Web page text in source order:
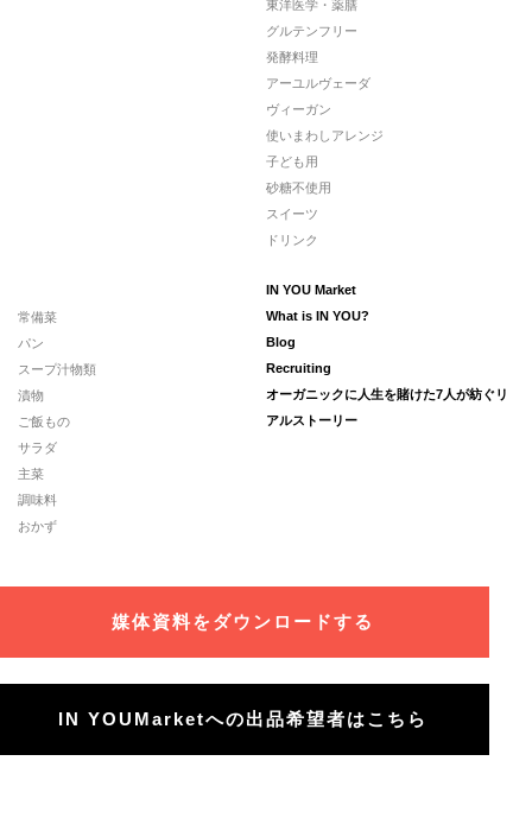
東洋医学・薬膳
グルテンフリー
発酵料理
アーユルヴェーダ
ヴィーガン
使いまわしアレンジ
子ども用
砂糖不使用
スイーツ
ドリンク
常備菜
パン
スープ汁物類
漬物
ご飯もの
サラダ
主菜
調味料
おかず
IN YOU Market
What is IN YOU?
Blog
Recruiting
オーガニックに人生を賭けた7人が紡ぐリ
アルストーリー
媒体資料をダウンロードする
IN YOUMarketへの出品希望者はこちら